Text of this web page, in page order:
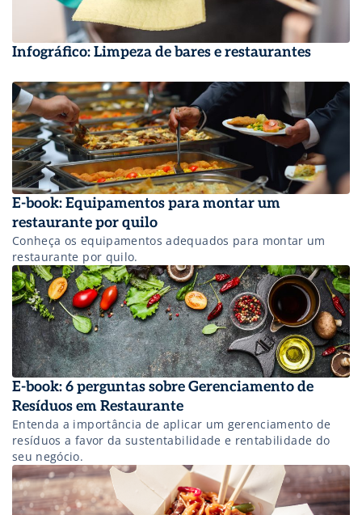
Infográfico: Limpeza de bares e restaurantes
E-book: Equipamentos para montar um
restaurante por quilo
Conheça os equipamentos adequados para montar um
restaurante por quilo.
E-book: 6 perguntas sobre Gerenciamento de
Resíduos em Restaurante
Entenda a importância de aplicar um gerenciamento de
resíduos a favor da sustentabilidade e rentabilidade do
seu negócio.